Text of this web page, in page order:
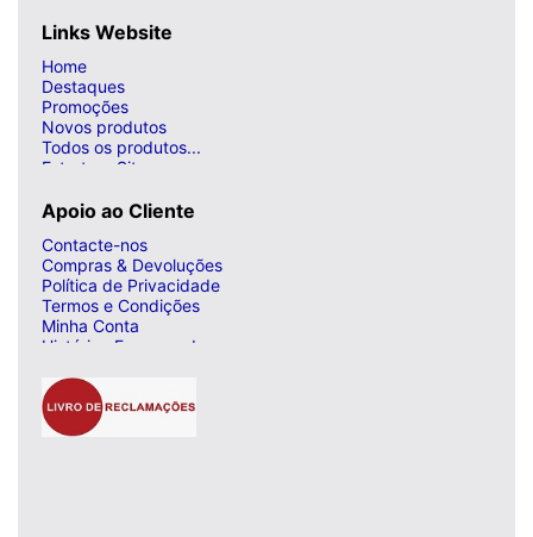
Links Website
Home
Destaques
Promoções
Novos produtos
Todos os produtos...
Estrutura Site
Apoio ao Cliente
Contacte-nos
Compras & Devoluções
Política de Privacidade
Termos e Condições
Minha Conta
Histórico Encomendas